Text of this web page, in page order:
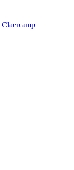
Claercamp